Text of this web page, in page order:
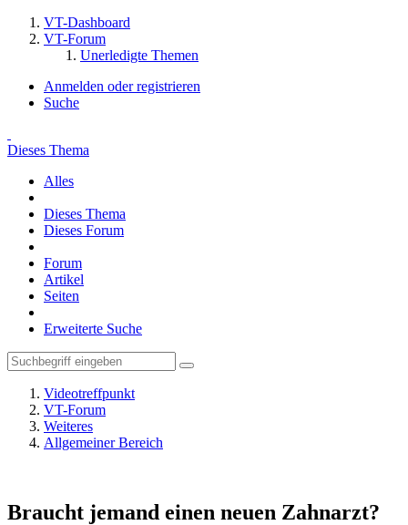
VT-Dashboard
VT-Forum
Unerledigte Themen
Anmelden oder registrieren
Suche
Dieses Thema
Alles
Dieses Thema
Dieses Forum
Forum
Artikel
Seiten
Erweiterte Suche
Videotreffpunkt
VT-Forum
Weiteres
Allgemeiner Bereich
Braucht jemand einen neuen Zahnarzt?